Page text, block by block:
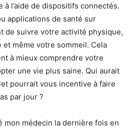
l’aide de dispositifs connectés.
applications de santé sur
de suivre votre activité physique,
même votre sommeil. Cela
à mieux comprendre votre
une vie plus saine. Qui aurait
pourrait vous incentive à faire
par jour ?
mon médecin la dernière fois en